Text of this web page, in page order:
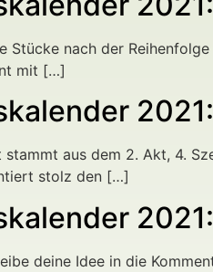
Stücke nach der
mit […]
aus dem 2. Akt, 4.
stolz den […]
deine Idee in die